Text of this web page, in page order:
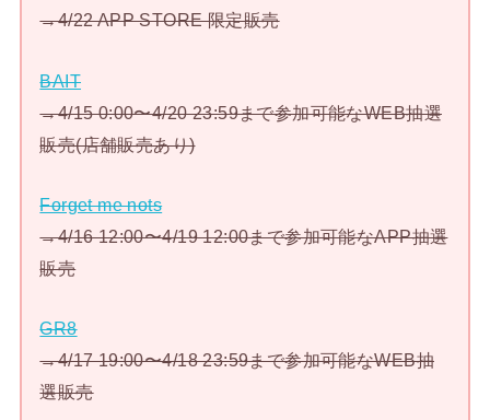
→4/22 APP STORE 限定販売
BAIT
→4/15 0:00〜4/20 23:59まで参加可能なWEB抽選
販売(店舗販売あり)
Forget me nots
→4/16 12:00〜4/19 12:00まで参加可能なAPP抽選
販売
GR8
→4/17 19:00〜4/18 23:59まで参加可能なWEB抽
選販売